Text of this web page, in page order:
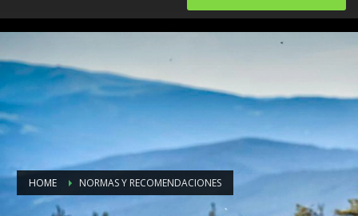
despedidas
soltero
gijon
Agencia
de
Marketing
Digital
Granada
HOME NORMAS Y RECOMENDACIONES